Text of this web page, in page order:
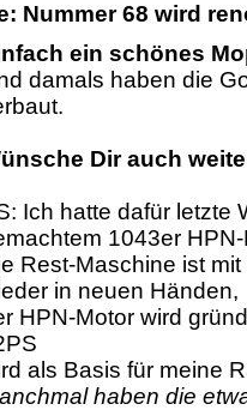
Nummer 68 wird
ein schönes
damals haben die
Dir auch
Ich hatte dafür letzte
1043er
Rest-Maschine ist
in neuen Händen,
HPN-Motor wird
als Basis für meine
haben die